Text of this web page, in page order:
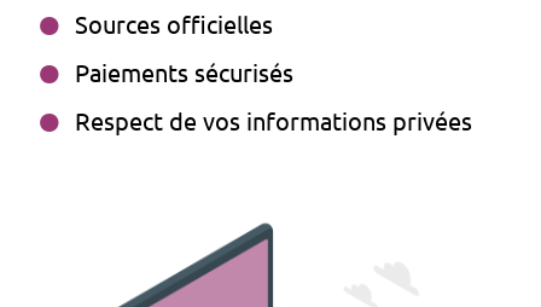
Sources officielles
Paiements sécurisés
Respect de vos informations privées